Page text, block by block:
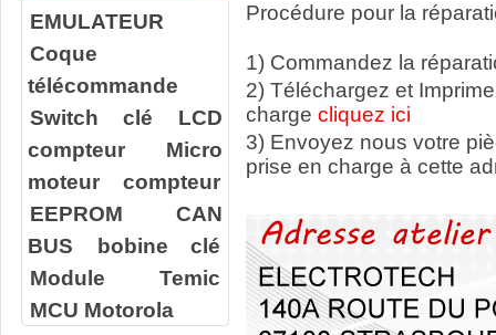
EMULATEUR
Coque
télécommande
Switch clé
LCD
compteur
Micro
moteur compteur
EEPROM
CAN
BUS
bobine clé
Module Temic
MCU Motorola
Procédure pour la
1) Commandez la
2) Téléchargez et
charge cliquez ici
3) Envoyez nous votre
prise en charge à cette